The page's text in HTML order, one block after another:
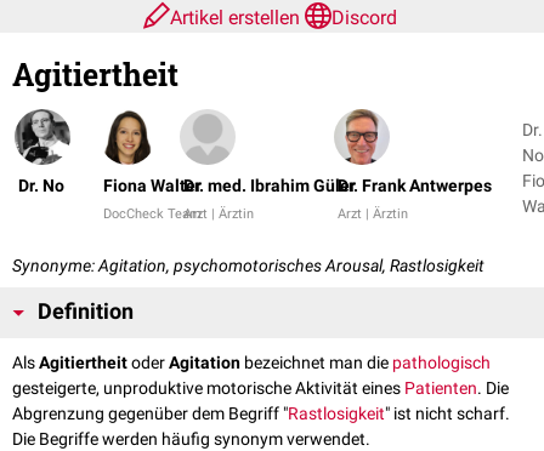
Artikel erstellen
Discord
Agitiertheit
Dr. No Fiona Walter
DocCheck Team
Dr. med. Ibrahim Güler
Arzt | Ärztin
Dr. Frank Antwerpes
Arzt | Ärztin
Dr.
Synonyme: Agitation, psychomotorisches Arousal, Rastlosigkeit
Definition
AlsAgitiertheitoderAgitation bezeichnet man die pathologisch
gesteigerte, unproduktive motorische Aktivität eines Patienten. Die
Abgrenzung gegenüber dem Begriff "Rastlosigkeit" ist nicht scharf.
Die Begriffe werden häufig synonym verwendet.